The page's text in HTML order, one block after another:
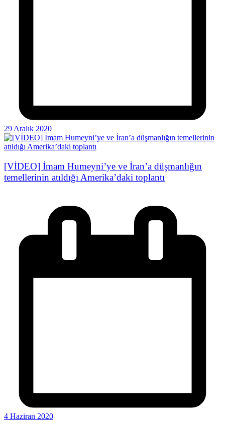
29 Aralık 2020
[VİDEO] İmam Humeyni’ye ve İran’a düşmanlığın
temellerinin atıldığı Amerika’daki toplantı
4 Haziran 2020